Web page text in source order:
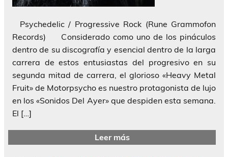
Psychedelic / Progressive Rock (Rune Grammofon
Records) Considerado como uno de los pináculos
dentro de su discografía y esencial dentro de la larga
carrera de estos entusiastas del progresivo en su
segunda mitad de carrera, el glorioso «Heavy Metal
Fruit» de Motorpsycho es nuestro protagonista de lujo
en los «Sonidos Del Ayer» que despiden esta semana.
El […]
Leer más